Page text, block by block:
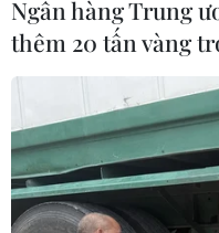
Ngân hàng Trung
thêm 20 tấn vàng